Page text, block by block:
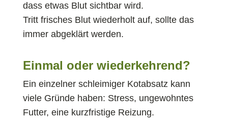
dass etwas Blut sichtbar wird.
Tritt frisches Blut wiederholt auf, sollte das
immer abgeklärt werden.
Einmal oder wiederkehrend?
Ein einzelner schleimiger Kotabsatz kann
viele Gründe haben: Stress, ungewohntes
Futter, eine kurzfristige Reizung.